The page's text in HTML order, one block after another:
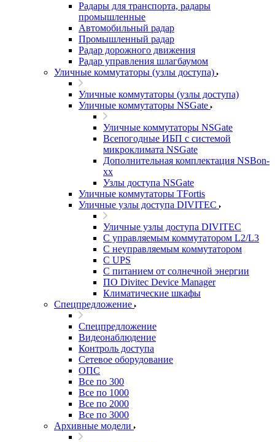
Радары для транспорта, радары
промышленные
Автомобильный радар
Промышленный радар
Радар дорожного движения
Радар управления шлагбаумом
Уличные коммутаторы (узлы доступа)
Уличные коммутаторы (узлы доступа)
Уличные коммутаторы NSGate
Уличные коммутаторы NSGate
Всепогодные ИБП с системой
микроклимата NSGate
Дополнительная комплектация NSBon-
xx
Узлы доступа NSGate
Уличные коммутаторы TFortis
Уличные узлы доступа DIVITEC
Уличные узлы доступа DIVITEC
С управляемым коммутатором L2/L3
С неуправляемым коммутатором
С UPS
С питанием от солнечной энергии
ПО Divitec Device Manager
Климатические шкафы
Спецпредложение
Спецпредложение
Видеонаблюдение
Контроль доступа
Сетевое оборудование
ОПС
Все по 300
Все по 1000
Все по 2000
Все по 3000
Архивные модели